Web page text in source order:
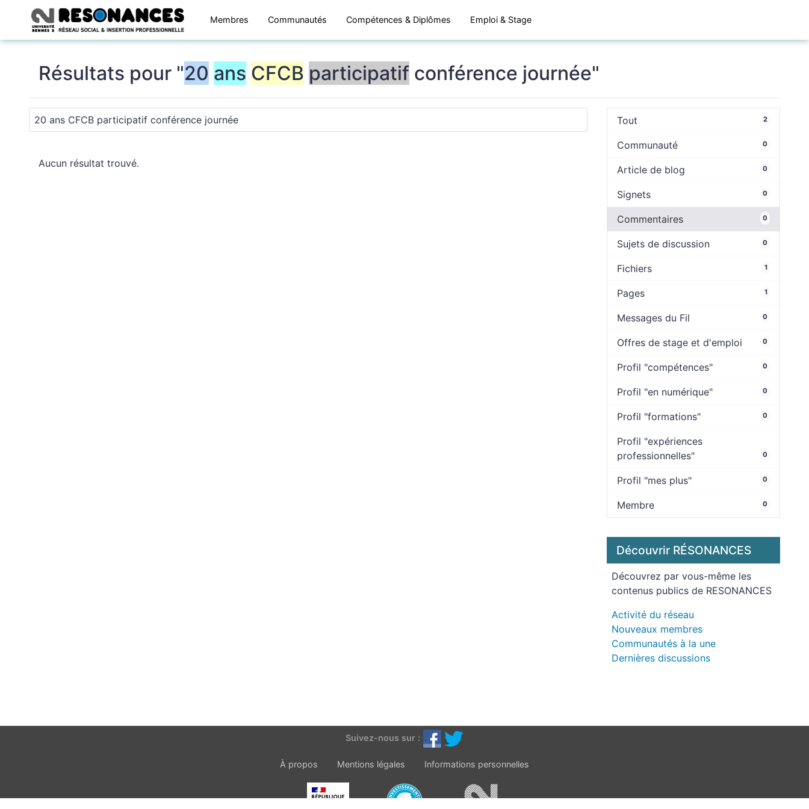
Membres Communautés Compétences & Diplômes Emploi & Stage
Résultats pour "20 ans CFCB participatif conférence journée"
Aucun résultat trouvé.
Tout 2
Communauté 0
Article de blog 0
Signets 0
Commentaires 0
Sujets de discussion 0
Fichiers 1
Pages 1
Messages du Fil 0
Offres de stage et d'emploi 0
Profil "compétences" 0
Profil "en numérique" 0
Profil "formations" 0
Profil "expériences
professionnelles"
0
Profil "mes plus" 0
Membre 0
Découvrir RÉSONANCES
Découvrez par vous-même les
contenus publics de RESONANCES
Activité du réseau
Nouveaux membres
Communautés à la une
Dernières discussions
Suivez-nous sur :
À propos Mentions légales Informations personnelles